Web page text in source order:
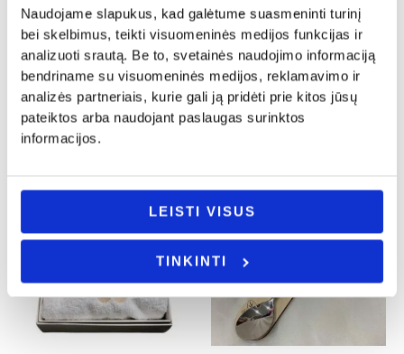
Naudojame slapukus, kad galėtume suasmeninti turinį
bei skelbimus, teikti visuomeninės medijos funkcijas ir
analizuoti srautą. Be to, svetainės naudojimo informaciją
bendriname su visuomeninės medijos, reklamavimo ir
analizės partneriais, kurie gali ją pridėti prie kitos jūsų
pateiktos arba naudojant paslaugas surinktos
informacijos.
LEISTI VISUS
TINKINTI
Krikšto skraistė
13.00€
Į KREPŠELĮ
Baltos siuvinėtos šlepetės „Krikšto
tėtis”
28.00 €
- PASIRINKITE
VARIANTĄ